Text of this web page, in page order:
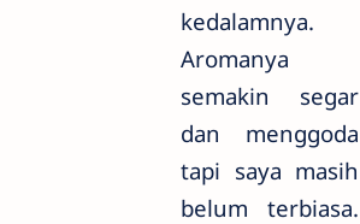
kedalamnya.
Aromanya
semakin segar
dan menggoda
tapi saya masih
belum terbiasa.